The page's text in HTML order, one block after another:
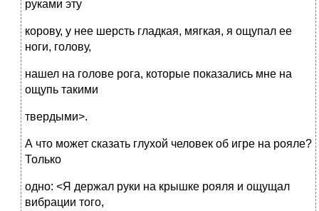
руками эту
корову, у нее шерсть гладкая, мягкая, я ощупал ее
ноги, голову,
нашел на голове рога, которые показались мне на
ощупь такими
твердыми>.
А что может сказать глухой человек об игре на рояле?
Только
одно: <Я держал руки на крышке рояля и ощущал
вибрации того,